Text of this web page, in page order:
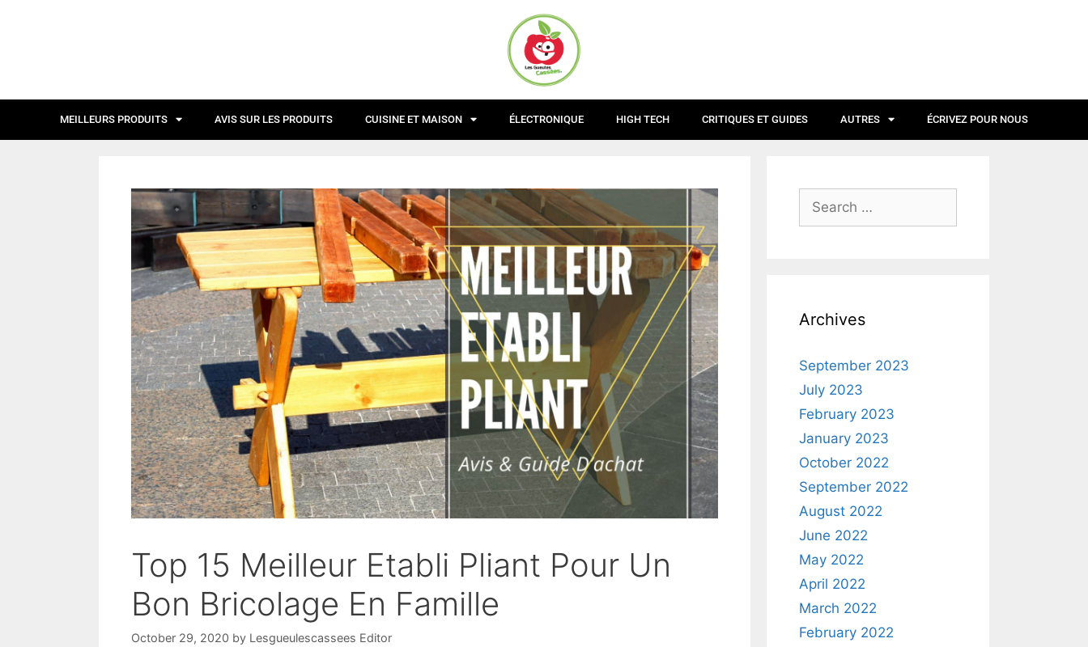
MEILLEURS PRODUITS AVIS SUR LES PRODUITS CUISINE ET MAISON ÉLECTRONIQUE HIGH TECH CRITIQUES ET GUIDES AUTRES ÉCRIVEZ POUR NOUS
Top 15 Meilleur Etabli Pliant Pour Un
Bon Bricolage En Famille
October 29, 2020 by Lesgueulescassees Editor
Archives
September 2023
July 2023
February 2023
January 2023
October 2022
September 2022
August 2022
June 2022
May 2022
April 2022
March 2022
February 2022